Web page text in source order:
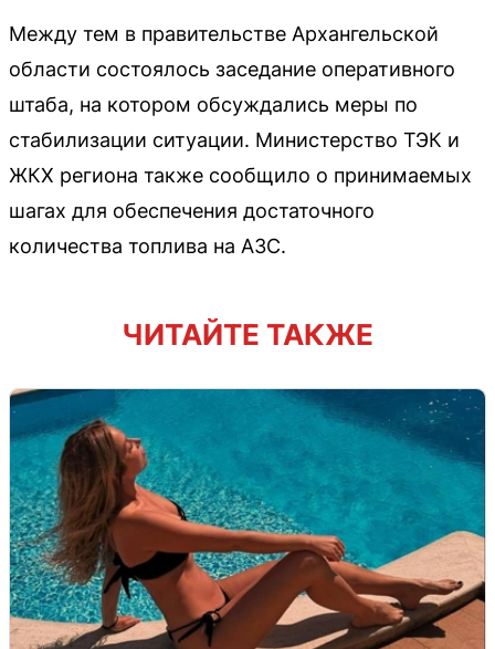
Между тем в правительстве Архангельской
области состоялось заседание оперативного
штаба, на котором обсуждались меры по
стабилизации ситуации. Министерство ТЭК и
ЖКХ региона также сообщило о принимаемых
шагах для обеспечения достаточного
количества топлива на АЗС.
ЧИТАЙТЕ ТАКЖЕ